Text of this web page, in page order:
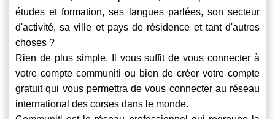
études et formation, ses langues parlées, son secteur
d'activité, sa ville et pays de résidence et tant d'autres
choses ?
Rien de plus simple. Il vous suffit de vous connecter à
votre compte communiti ou bien de créer votre compte
gratuit qui vous permettra de vous connecter au réseau
international des corses dans le monde.